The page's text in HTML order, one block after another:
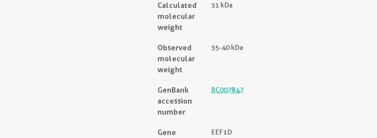
Calculated
molecular
weight
31 kDa
Observed
molecular
weight
35-40 kDa
GenBank
accession
number
BC007847
Gene
EEF1D